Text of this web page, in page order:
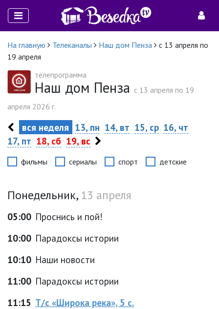
На главную Телеканалы Наш дом Пенза
с 13 апреля по
19 апреля
телепрограмма
Наш дом Пенза c 13 апреля по 19
апреля 2026 г.
вся неделя 13, пн 14, вт 15, ср 16, чт
17, пт 18, сб 19, вс
фильмы сериалы спорт детские
Понедельник, 13 апреля
05:00 Проснись и пой!
10:00 Парадоксы истории
10:10 Наши новости
11:00 Парадоксы истории
11:15 Т/с «Широка река», 5 с.